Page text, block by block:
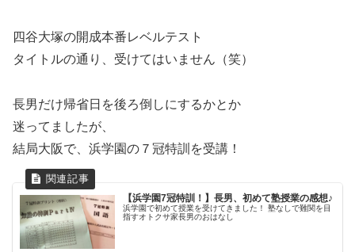
四谷大塚の開成本番レベルテスト
タイトルの通り、受けてはいません（笑）
長男だけ帰省日を後ろ倒しにするかとか
迷ってましたが、
結局大阪で、浜学園の７冠特訓を受講！
【浜学園7冠特訓！】長男、初めて塾授業の感想♪
浜学園で初めて授業を受けてきました！ 塾なしで難関を目
指すオトクサ家長男のおはなし